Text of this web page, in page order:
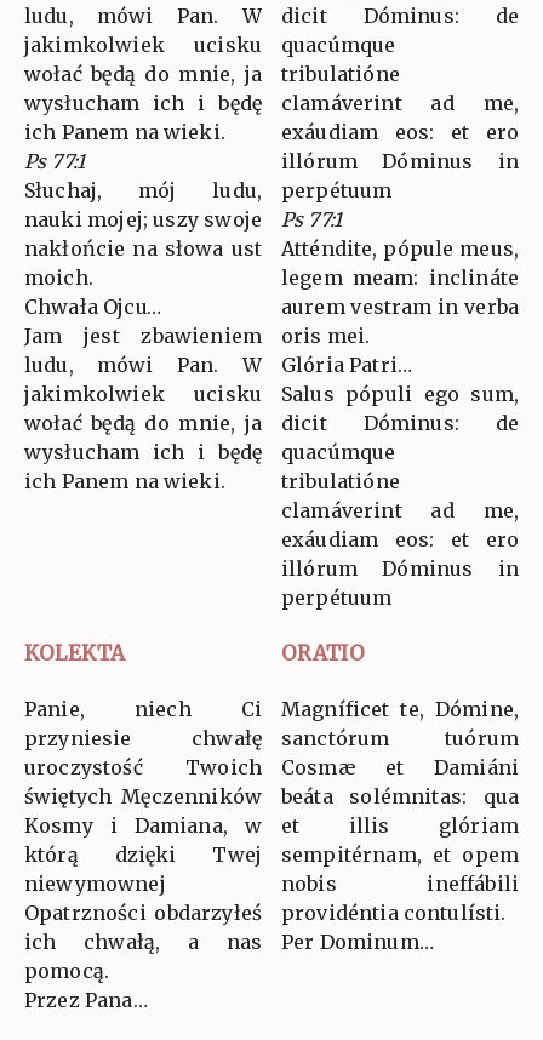
ludu, mówi Pan. W
jakimkolwiek ucisku
wołać będą do mnie, ja
wysłucham ich i będę
ich Panem na wieki.
Ps 77:1
Słuchaj, mój ludu,
nauki mojej; uszy swoje
nakłońcie na słowa ust
moich.
Chwała Ojcu…
Jam jest zbawieniem
ludu, mówi Pan. W
jakimkolwiek ucisku
wołać będą do mnie, ja
wysłucham ich i będę
ich Panem na wieki.
dicit Dóminus: de
quacúmque
tribulatióne
clamáverint ad me,
exáudiam eos: et ero
illórum Dóminus in
perpétuum
Ps 77:1
Atténdite, pópule meus,
legem meam: inclináte
aurem vestram in verba
oris mei.
Glória Patri…
Salus pópuli ego sum,
dicit Dóminus: de
quacúmque
tribulatióne
clamáverint ad me,
exáudiam eos: et ero
illórum Dóminus in
perpétuum
KOLEKTA ORATIO
Panie, niech Ci
przyniesie chwałę
uroczystość Twoich
świętych Męczenników
Kosmy i Damiana, w
którą dzięki Twej
niewymownej
Opatrzności obdarzyłeś
ich chwałą, a nas
pomocą.
Przez Pana…
Magníficet te, Dómine,
sanctórum tuórum
Cosmæ et Damiáni
beáta solémnitas: qua
et illis glóriam
sempitérnam, et opem
nobis ineffábili
providéntia contulísti.
Per Dominum…